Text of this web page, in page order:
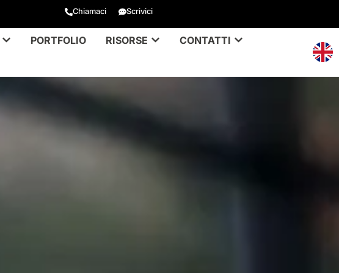
Chiamaci Scrivici
PORTFOLIO RISORSE
CONTATTI